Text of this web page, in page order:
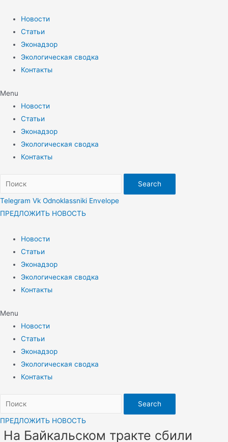
содержимому
Новости
Статьи
Эконадзор
Экологическая сводка
Контакты
Menu
Новости
Статьи
Эконадзор
Экологическая сводка
Контакты
Search
Telegram Vk Odnoklassniki Envelope
ПРЕДЛОЖИТЬ НОВОСТЬ
Новости
Статьи
Эконадзор
Экологическая сводка
Контакты
Menu
Новости
Статьи
Эконадзор
Экологическая сводка
Контакты
Search
ПРЕДЛОЖИТЬ НОВОСТЬ
На Байкальском тракте сбили